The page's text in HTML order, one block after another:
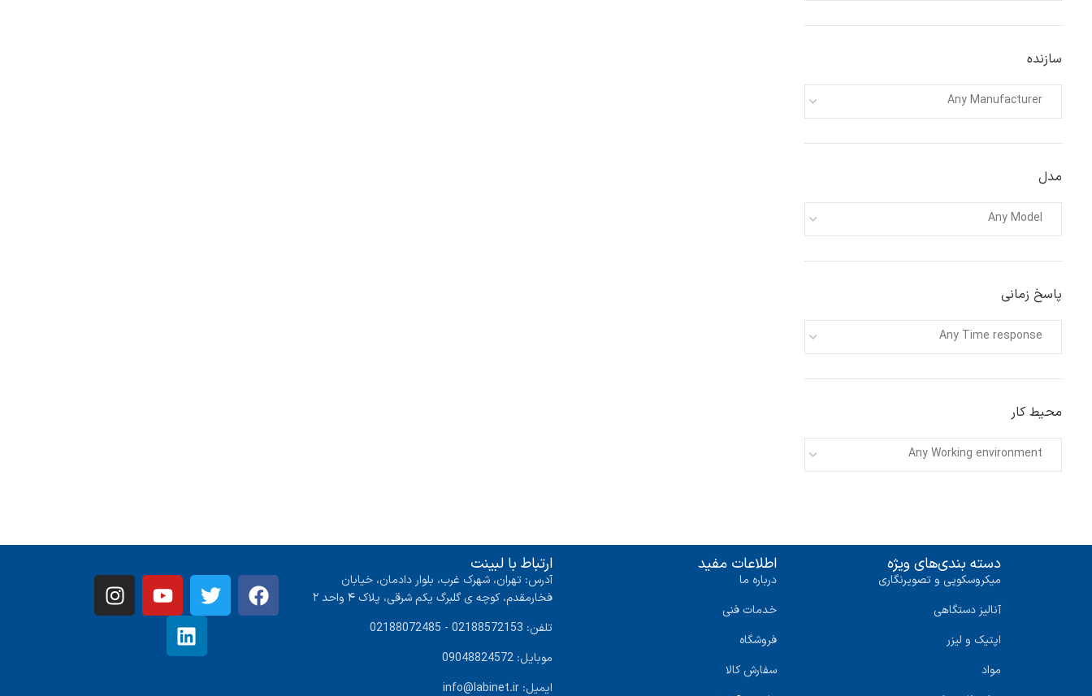
سازنده
Any Manufacturer
مدل
Any Model
پاسخ زمانی
Any Time response
محیط کار
Any Working environment
دسته بندی‌های ویژه
میکروسکوپی و تصویرنگاری
آنالیز دستگاهی
اپتیک و لیزر
مواد
اطلاعات مفید
درباره ما
خدمات فنی
فروشگاه
سفارش کالا
ارتباط با لبینت
آدرس: تهران، شهرک غرب، بلوار دادمان، خیابان
فخارمقدم، کوچه ی گلبرگ یکم شرقی، پلاک ۴ واحد ۲
تلفن: 02188572153 - 02188072485
موبایل: 09048824572
ایمیل: info@labinet.ir